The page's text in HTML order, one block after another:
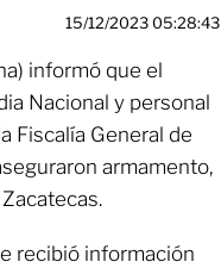
15/12/2023 05:28:43
informó que el
Nacional y personal
Fiscalía General de
armamento,
recibió información